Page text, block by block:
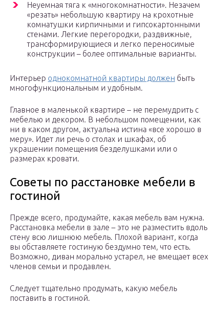
Неуемная тяга к «многокомнатности». Незачем
«резать» небольшую квартиру на крохотные
комнатушки кирпичными и гипсокартонными
стенами. Легкие перегородки, раздвижные,
трансформирующиеся и легко переносимые
конструкции – более оптимальные варианты.
Интерьер однокомнатной квартиры должен быть
многофункциональным и удобным.
Главное в маленькой квартире – не перемудрить с
мебелью и декором. В небольшом помещении, как
ни в каком другом, актуальна истина «все хорошо в
меру». Идет ли речь о столах и шкафах, об
украшении помещения безделушками или о
размерах кровати.
Советы по расстановке мебели в
гостиной
Прежде всего, продумайте, какая мебель вам нужна.
Расстановка мебели в зале – это не разместить вдоль
стену всю лишнюю мебель. Плохой вариант, когда
вы обставляете гостиную бездумно тем, что есть.
Возможно, диван морально устарел, не вмещает всех
членов семьи и продавлен.
Следует тщательно продумать, какую мебель
поставить в гостиной.